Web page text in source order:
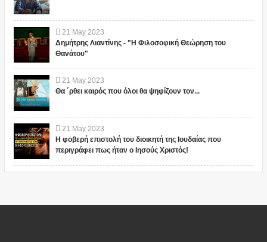
21 May 2023
Δημήτρης Λιαντίνης - "Η Φιλοσοφική Θεώρηση του
Θανάτου"
21 May 2023
Θα ΄ρθει καιρός που όλοι θα ψηφίζουν τον...
21 May 2023
Η φοβερή επιστολή του διοικητή της Ιουδαίας που
περιγράφει πως ήταν ο Ιησούς Χριστός!